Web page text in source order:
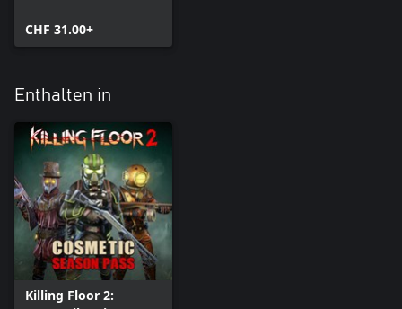
CHF 31.00+
Enthalten in
Killing Floor 2: